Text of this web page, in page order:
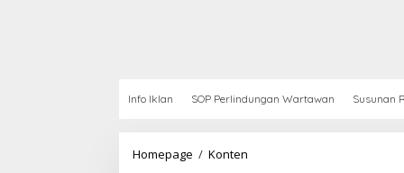
Info Iklan SOP Perlindungan Wartawan Susunan
Homepage / Konten